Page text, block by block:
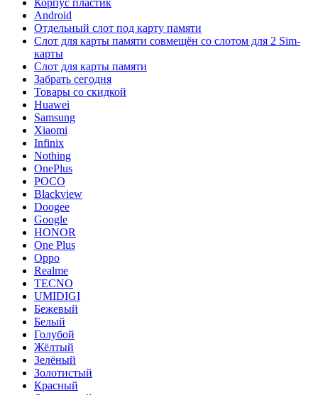
Android
Отдельный слот под карту памяти
Слот для карты памяти совмещён со слотом для 2 Sim-
карты
Слот для карты памяти
Забрать сегодня
Товары со скидкой
Huawei
Samsung
Xiaomi
Infinix
Nothing
OnePlus
POCO
Blackview
Doogee
Google
HONOR
One Plus
Oppo
Realme
TECNO
UMIDIGI
Бежевый
Белый
Голубой
Жёлтый
Зелёный
Золотистый
Красный